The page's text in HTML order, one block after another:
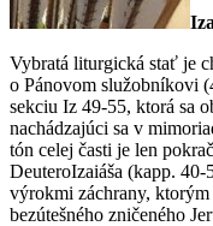
Vybratá liturgická stať je
o Pánovom služobníkovi
sekciu Iz 49-55, ktorá sa
nachádzajúci sa v
tón celej časti je len
DeuteroIzaiáša (kapp.
výrokmi záchrany,
bezútešného zničeného